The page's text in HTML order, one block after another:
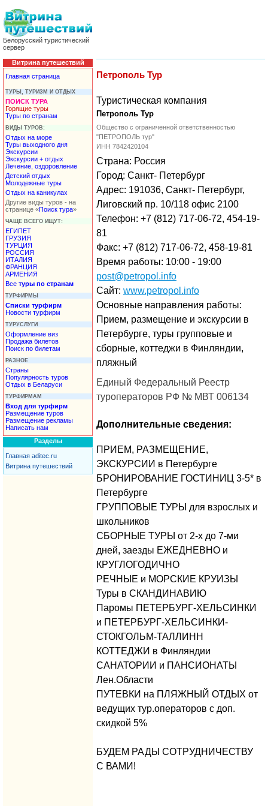
Белорусский туристический
сервер
Витрина путешествий
Главная страница
ТУРЫ, ТУРИЗМ И ОТДЫХ
ПОИСК ТУРА
Горящие туры
Туры по странам
ВИДЫ ТУРОВ:
Отдых на море
Туры выходного дня
Экскурсии
Экскурсии + отдых
Лечение, оздоровление
Детский отдых
Молодежные туры
Отдых на каникулах
Другие виды туров - на
странице «Поиск тура»
ЧАЩЕ ВСЕГО ИЩУТ:
ЕГИПЕТ
ГРУЗИЯ
ТУРЦИЯ
РОССИЯ
ИТАЛИЯ
ФРАНЦИЯ
АРМЕНИЯ
Все туры по странам
ТУРФИРМЫ
Списки турфирм
Новости турфирм
ТУРУСЛУГИ
Оформление виз
Продажа билетов
Поиск по билетам
РАЗНОЕ
Страны
Популярность туров
Отдых в Беларуси
ТУРФИРМАМ
Вход для турфирм
Размещение туров
Размещение рекламы
Написать нам
Разделы
Главная aditec.ru
Витрина путешествий
Петрополь Тур
Туристическая компания
Петрополь Тур
Общество с ограниченной ответственностью
"ПЕТРОПОЛЬ тур"
ИНН 7842420104
Страна: Россия
Город: Санкт- Петербург
Адрес: 191036, Санкт- Петербург,
Лиговский пр. 10/118 офис 2100
Телефон: +7 (812) 717-06-72, 454-19-
81
Факс: +7 (812) 717-06-72, 458-19-81
Время работы: 10:00 - 19:00
post@petropol.info
Сайт: www.petropol.info
Основные направления работы:
Прием, размещение и экскурсии в
Петербурге, туры групповые и
сборные, коттеджи в Финляндии,
пляжный
Единый Федеральный Реестр
туроператоров РФ № МВТ 006134
Дополнительные сведения:
ПРИЕМ, РАЗМЕЩЕНИЕ,
ЭКСКУРСИИ в Петербурге
БРОНИРОВАНИЕ ГОСТИНИЦ 3-5* в
Петербурге
ГРУППОВЫЕ ТУРЫ для взрослых и
школьников
СБОРНЫЕ ТУРЫ от 2-х до 7-ми
дней, заезды ЕЖЕДНЕВНО и
КРУГЛОГОДИЧНО
РЕЧНЫЕ и МОРСКИЕ КРУИЗЫ
Туры в СКАНДИНАВИЮ
Паромы ПЕТЕРБУРГ-ХЕЛЬСИНКИ
и ПЕТЕРБУРГ-ХЕЛЬСИНКИ-
СТОКГОЛЬМ-ТАЛЛИНН
КОТТЕДЖИ в Финляндии
САНАТОРИИ и ПАНСИОНАТЫ
Лен.Области
ПУТЕВКИ на ПЛЯЖНЫЙ ОТДЫХ от
ведущих тур.операторов с доп.
скидкой 5%
БУДЕМ РАДЫ СОТРУДНИЧЕСТВУ
С ВАМИ!